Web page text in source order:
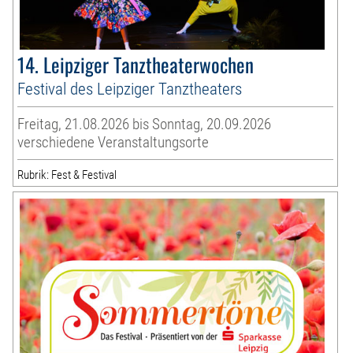
14. Leipziger Tanztheaterwochen
Festival des Leipziger Tanztheaters
Freitag, 21.08.2026 bis Sonntag, 20.09.2026
verschiedene Veranstaltungsorte
Rubrik: Fest & Festival